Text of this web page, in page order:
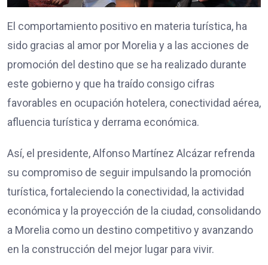
El comportamiento positivo en materia turística, ha
sido gracias al amor por Morelia y a las acciones de
promoción del destino que se ha realizado durante
este gobierno y que ha traído consigo cifras
favorables en ocupación hotelera, conectividad aérea,
afluencia turística y derrama económica.
Así, el presidente, Alfonso Martínez Alcázar refrenda
su compromiso de seguir impulsando la promoción
turística, fortaleciendo la conectividad, la actividad
económica y la proyección de la ciudad, consolidando
a Morelia como un destino competitivo y avanzando
en la construcción del mejor lugar para vivir.